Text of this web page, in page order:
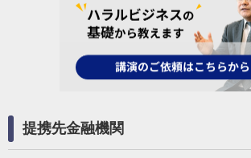
提携先金融機関